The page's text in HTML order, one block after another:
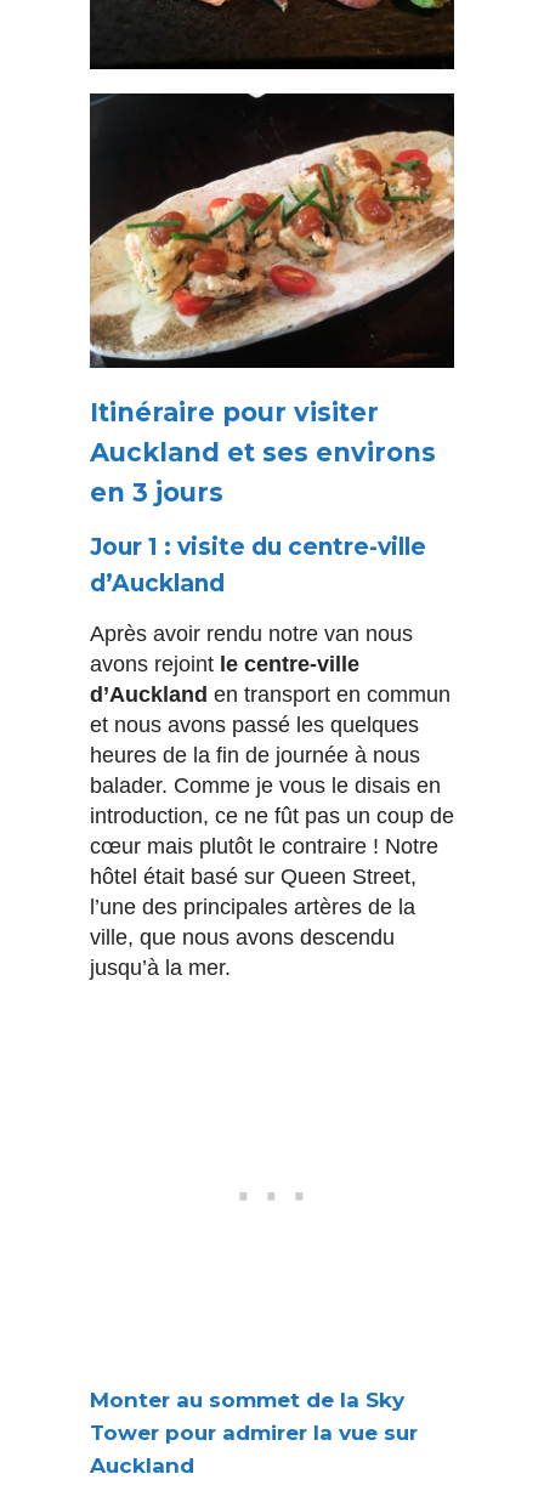
Itinéraire pour visiter
Auckland et ses environs
en 3 jours
Jour 1 : visite du centre-ville
d’Auckland
Après avoir rendu notre van nous
avons rejoint le centre-ville
d’Auckland en transport en commun
et nous avons passé les quelques
heures de la fin de journée à nous
balader. Comme je vous le disais en
introduction, ce ne fût pas un coup de
cœur mais plutôt le contraire ! Notre
hôtel était basé sur Queen Street,
l’une des principales artères de la
ville, que nous avons descendu
jusqu’à la mer.
Monter au sommet de la Sky
Tower pour admirer la vue sur
Auckland